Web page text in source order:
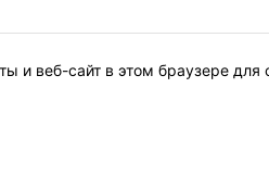
и веб-сайт в этом браузере